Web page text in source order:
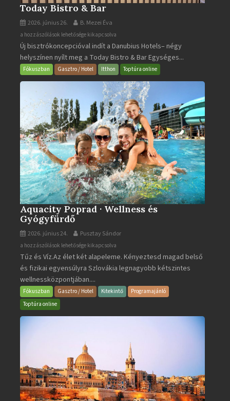
Today Bistro & Bar
2026. június 26. B. Mezei Éva
Today
Bistro
&
Bar
bejegyzéshez
a hozzászólások lehetősége kikapcsolva
Új bisztrókoncepcióval indít a Danubius Hotels– négy
helyszínen nyílt meg a Today Bistro & Bar Egységes...
Fókuszban Gasztro / Hotel Itthon Toptúra online
Aquacity Poprad · Wellness és
Gyógyfürdő
2026. június 24. Pusztay Sándor
Aquacity
Poprad
·
Wellness
és
Gyógyfürdő
a hozzászólások lehetősége kikapcsolva
Tűz és Víz.Az élet két alapeleme. Kényeztesd magad belső
és fizikai egyensúlyra Szlovákia legnagyobb kétszintes
wellnessközpontjában....
Fókuszban Gasztro / Hotel Kitekintő
Programajánló
Toptúra online